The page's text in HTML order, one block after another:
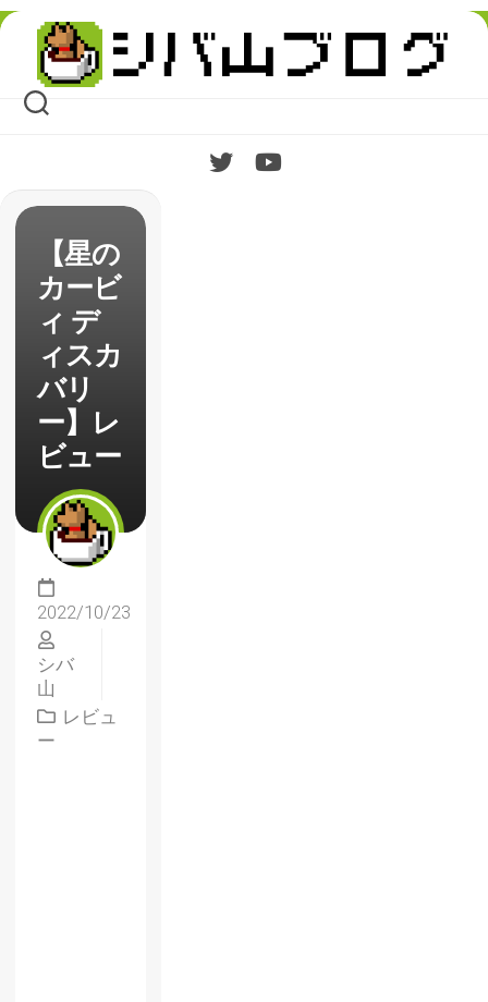
Skip
content
【星の
カービ
ィ デ
ィスカ
バリ
ー】レ
ビュー
2022/10/23
シバ
山
レビュ
ー